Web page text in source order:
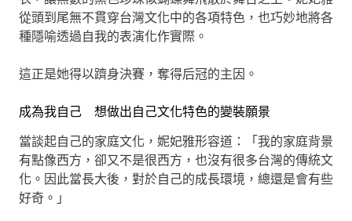
從頭到尾無不貫穿台灣文化中的各項特色，也巧妙地將各
種隱喻透過自我的表演化作實際。
這正是她得以躋身決賽，奪得后冠的主因。
成為我自己 想做出自己文化特色的變裝願景
當談起自己的家庭文化，妮妃雅形容道：「我的家庭背景
有點像西方，卻又不是很西方，也沒有很多台灣的傳統文
化。因此當長大後，對於自己的成長環境，總還是會有些
好奇。」